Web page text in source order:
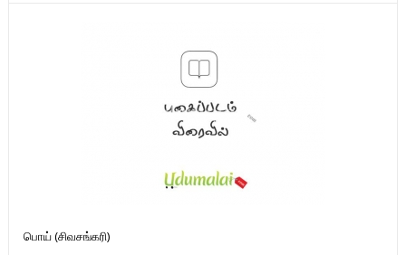
பொய் (சிவசங்கரி)